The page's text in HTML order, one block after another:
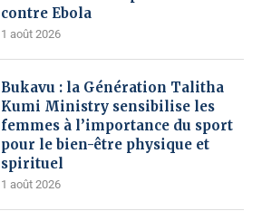
contre Ebola
1 août 2026
Bukavu : la Génération Talitha
Kumi Ministry sensibilise les
femmes à l’importance du sport
pour le bien-être physique et
spirituel
1 août 2026